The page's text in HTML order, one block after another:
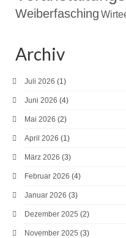
Weiberfasching
Archiv
Juli 2026 (1)
Juni 2026 (4)
Mai 2026 (2)
April 2026 (1)
März 2026 (3)
Februar 2026 (4)
Januar 2026 (3)
Dezember 2025 (2)
November 2025 (3)